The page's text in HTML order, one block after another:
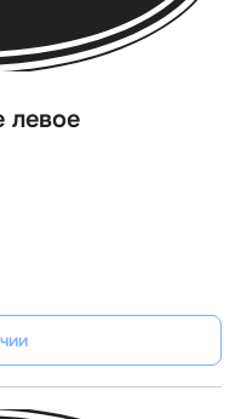
левое